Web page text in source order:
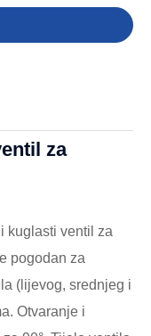
za
kuglasti ventil za
pogodan za
(lijevog, srednjeg i
Otvaranje i